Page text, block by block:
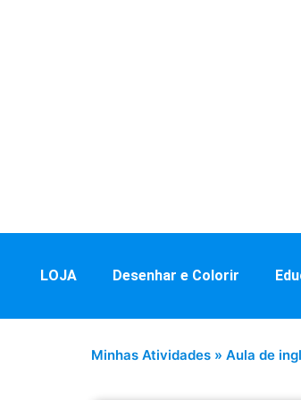
LOJA Desenhar e Colorir
Minhas Atividades » Aula de